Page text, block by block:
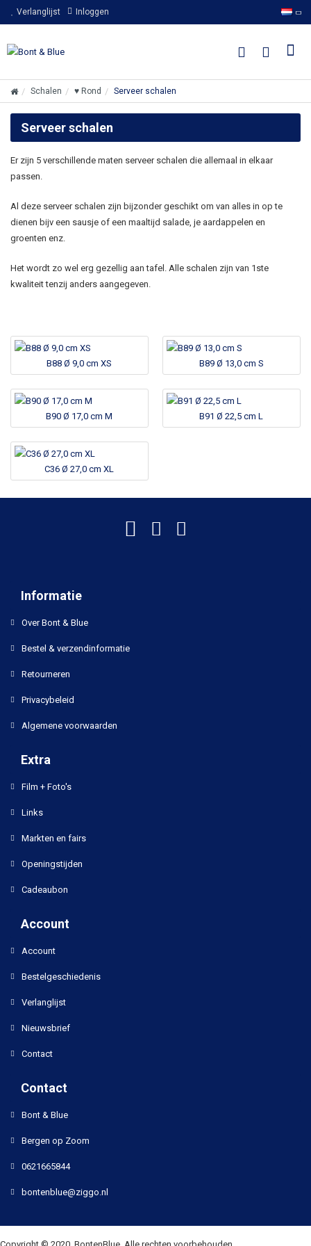
Verlanglijst Inloggen
Schalen ♥ Rond Serveer schalen
Serveer schalen
Er zijn 5 verschillende maten serveer schalen die allemaal in elkaar
passen.
Al deze serveer schalen zijn bijzonder geschikt om van alles in op te
dienen bijv een sausje of een maaltijd salade, je aardappelen en
groenten enz.
Het wordt zo wel erg gezellig aan tafel. Alle schalen zijn van 1ste
kwaliteit tenzij anders aangegeven.
B88 Ø 9,0 cm XS B89 Ø 13,0 cm S
B90 Ø 17,0 cm M B91 Ø 22,5 cm L
C36 Ø 27,0 cm XL
Informatie
Over Bont & Blue
Bestel & verzendinformatie
Retourneren
Privacybeleid
Algemene voorwaarden
Extra
Film + Foto's
Links
Markten en fairs
Openingstijden
Cadeaubon
Account
Account
Bestelgeschiedenis
Verlanglijst
Nieuwsbrief
Contact
Contact
Bont & Blue
Bergen op Zoom
0621665844
bontenblue@ziggo.nl